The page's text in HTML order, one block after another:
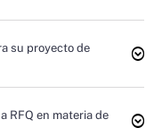
su proyecto de
RFQ en materia de